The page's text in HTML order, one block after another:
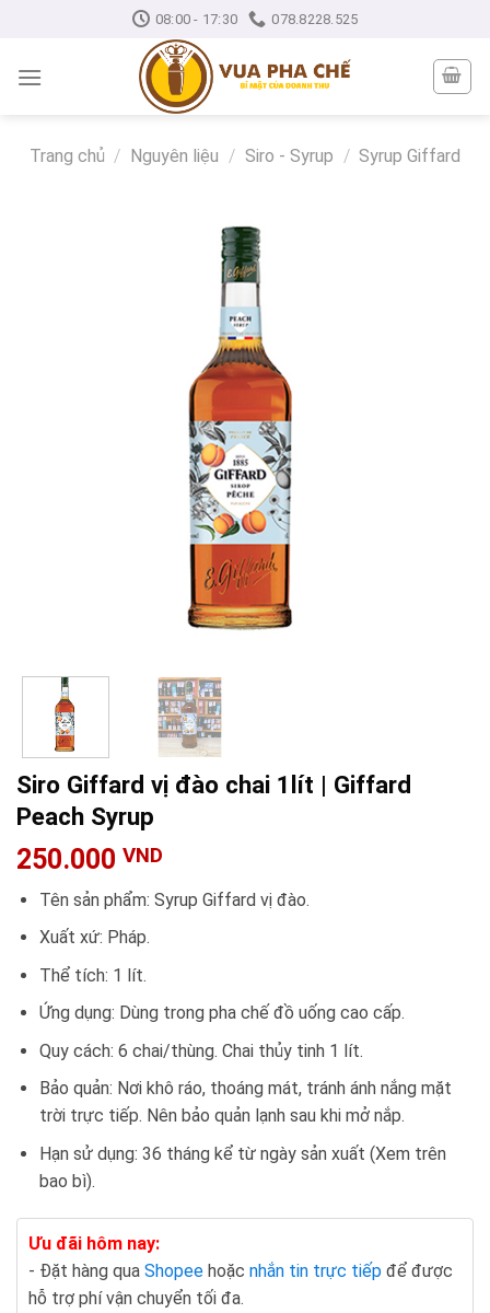
content
08:00 - 17:30 078.8228.525
Trang chủ / Nguyên liệu / Siro - Syrup / Syrup Giffard
Siro Giffard vị đào chai 1lít | Giffard
Peach Syrup
250.000 VND
Tên sản phẩm: Syrup Giffard vị đào.
Xuất xứ: Pháp.
Thể tích: 1 lít.
Ứng dụng: Dùng trong pha chế đồ uống cao cấp.
Quy cách: 6 chai/thùng. Chai thủy tinh 1 lít.
Bảo quản: Nơi khô ráo, thoáng mát, tránh ánh nắng mặt
trời trực tiếp. Nên bảo quản lạnh sau khi mở nắp.
Hạn sử dụng: 36 tháng kể từ ngày sản xuất (Xem trên
bao bì).
Ưu đãi hôm nay:
- Đặt hàng qua Shopee hoặc nhắn tin trực tiếp để được
hỗ trợ phí vận chuyển tối đa.